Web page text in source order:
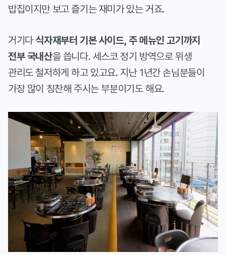
밥집이지만 보고 즐기는 재미가 있는 거죠.
거기다식자재부터 기본 사이드, 주 메뉴인 고기까지
전부 국내산을 씁니다. 세스코 정기 방역으로 위생
관리도 철저하게 하고 있고요. 지난 1년간 손님분들이
가장 많이 칭찬해 주시는 부분이기도 해요.